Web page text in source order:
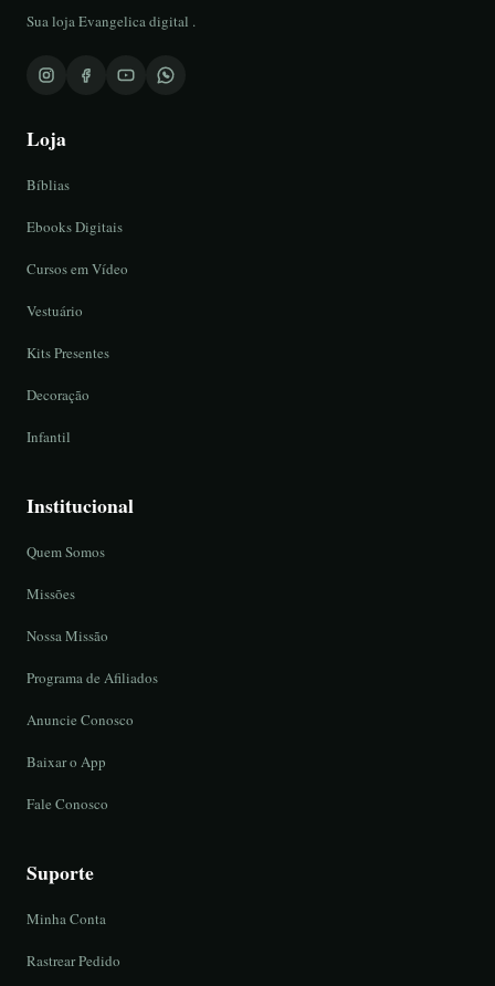
Sua loja Evangelica digital .
Loja
Bíblias
Ebooks Digitais
Cursos em Vídeo
Vestuário
Kits Presentes
Decoração
Infantil
Institucional
Quem Somos
Missões
Nossa Missão
Programa de Afiliados
Anuncie Conosco
Baixar o App
Fale Conosco
Suporte
Minha Conta
Rastrear Pedido